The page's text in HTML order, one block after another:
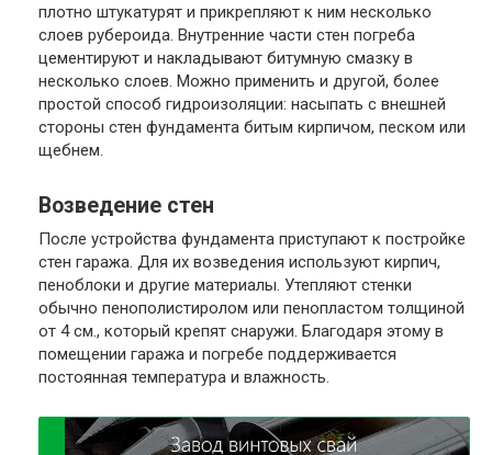
плотно штукатурят и прикрепляют к ним несколько
слоев рубероида. Внутренние части стен погреба
цементируют и накладывают битумную смазку в
несколько слоев. Можно применить и другой, более
простой способ гидроизоляции: насыпать с внешней
стороны стен фундамента битым кирпичом, песком или
щебнем.
Возведение стен
После устройства фундамента приступают к постройке
стен гаража. Для их возведения используют кирпич,
пеноблоки и другие материалы. Утепляют стенки
обычно пенополистиролом или пенопластом толщиной
от 4 см., который крепят снаружи. Благодаря этому в
помещении гаража и погребе поддерживается
постоянная температура и влажность.